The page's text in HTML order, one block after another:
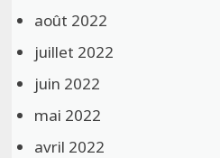
août 2022
juillet 2022
juin 2022
mai 2022
avril 2022